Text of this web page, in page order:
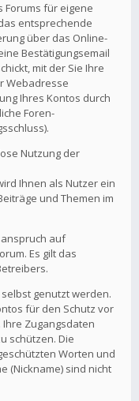
Forums für eigene
entsprechende
über das Online-
Bestätigungsemail
mit der Sie Ihre
Webadresse
Ihres Kontos durch
Foren-
Nutzung der
Ihnen als Nutzer ein
und Themen im
auf
Es gilt das
genutzt werden.
für den Schutz vor
Zugangsdaten
schützen. Die
Worten und
(Nickname) sind nicht